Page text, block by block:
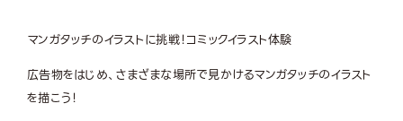
マンガタッチのイラストに挑戦！コミックイラスト体験
広告物をはじめ、さまざまな場所で見かけるマンガタッチのイラスト
を描こう！